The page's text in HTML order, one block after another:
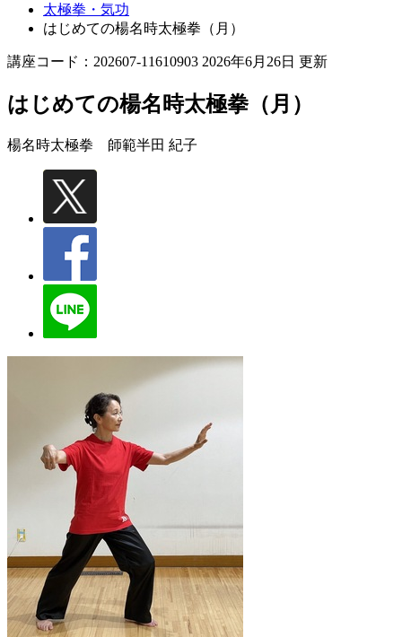
太極拳・気功
はじめての楊名時太極拳（月）
講座コード：202607-11610903 2026年6月26日 更新
はじめての楊名時太極拳（月）
楊名時太極拳 師範半田 紀子